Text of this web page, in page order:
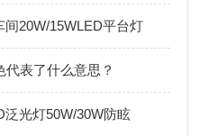
20W/15WLED平台灯
表了什么意思？
光灯50W/30W防眩